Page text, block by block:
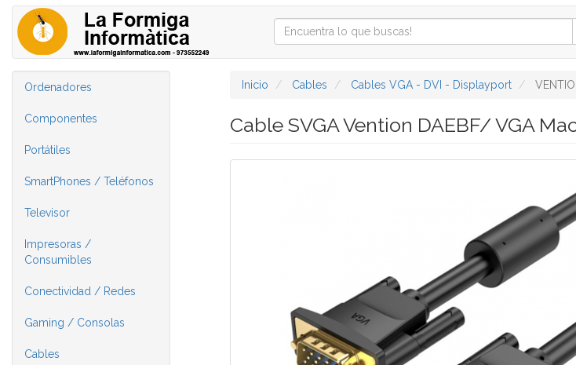
Ordenadores
Componentes
Portátiles
SmartPhones / Teléfonos
Televisor
Impresoras /
Consumibles
Conectividad / Redes
Gaming / Consolas
Cables
Inicio Cables Cables VGA - DVI - Displayport
Cable SVGA Vention DAEBF/ VGA